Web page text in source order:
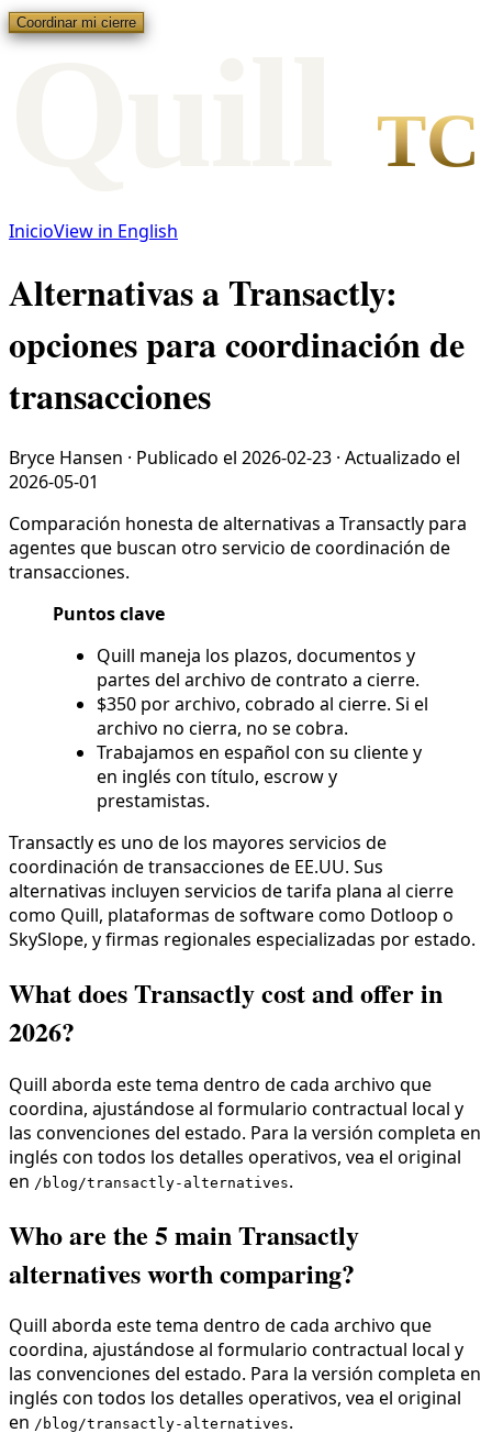
Coordinar mi cierre
TC
InicioView in English
Alternativas a Transactly:
opciones para coordinación de
transacciones
Bryce Hansen · Publicado el 2026-02-23 · Actualizado el
2026-05-01
Comparación honesta de alternativas a Transactly para
agentes que buscan otro servicio de coordinación de
transacciones.
Puntos clave
Quill maneja los plazos, documentos y
partes del archivo de contrato a cierre.
$350 por archivo, cobrado al cierre. Si el
archivo no cierra, no se cobra.
Trabajamos en español con su cliente y
en inglés con título, escrow y
prestamistas.
Transactly es uno de los mayores servicios de
coordinación de transacciones de EE.UU. Sus
alternativas incluyen servicios de tarifa plana al cierre
como Quill, plataformas de software como Dotloop o
SkySlope, y firmas regionales especializadas por estado.
What does Transactly cost and offer in
2026?
Quill aborda este tema dentro de cada archivo que
coordina, ajustándose al formulario contractual local y
las convenciones del estado. Para la versión completa en
inglés con todos los detalles operativos, vea el original
en /blog/transactly-alternatives.
Who are the 5 main Transactly
alternatives worth comparing?
Quill aborda este tema dentro de cada archivo que
coordina, ajustándose al formulario contractual local y
las convenciones del estado. Para la versión completa en
inglés con todos los detalles operativos, vea el original
en /blog/transactly-alternatives.